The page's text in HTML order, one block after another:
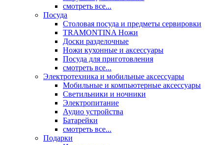
смотреть все...
Посуда
Столовая посуда и предметы сервировки
TRAMONTINA Ножи
Доски разделочные
Ножи кухонные и аксессуары
Посуда для приготовления
смотреть все...
Электротехника и мобильные аксессуары
Мобильные и компьютерные аксессуары
Светильники и ночники
Электропитание
Аудио устройства
Батарейки
смотреть все...
Подарки